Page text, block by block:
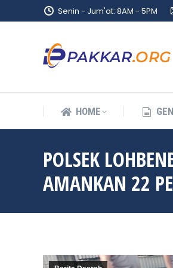
Senin - Jum'at: 8AM - 5PM
HOME
POLSEK
AMANKAN 22
HOME